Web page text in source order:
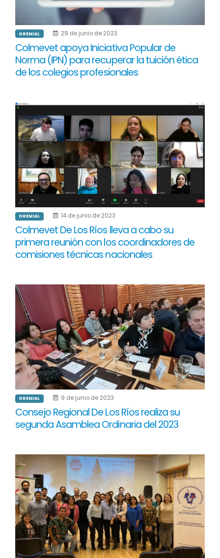
GREMIAL 29 de junio de 2023
Colmevet apoya Iniciativa Popular de
Norma (IPN) para recuperar la tuición ética
de los colegios profesionales
GREMIAL 14 de junio de 2023
Colmevet De Los Ríos lleva a cabo su
primera reunión con los coordinadores de
comisiones técnicas nacionales
GREMIAL 9 de junio de 2023
Consejo Regional De Los Ríos realiza su
segunda Asamblea Ordinaria del 2023